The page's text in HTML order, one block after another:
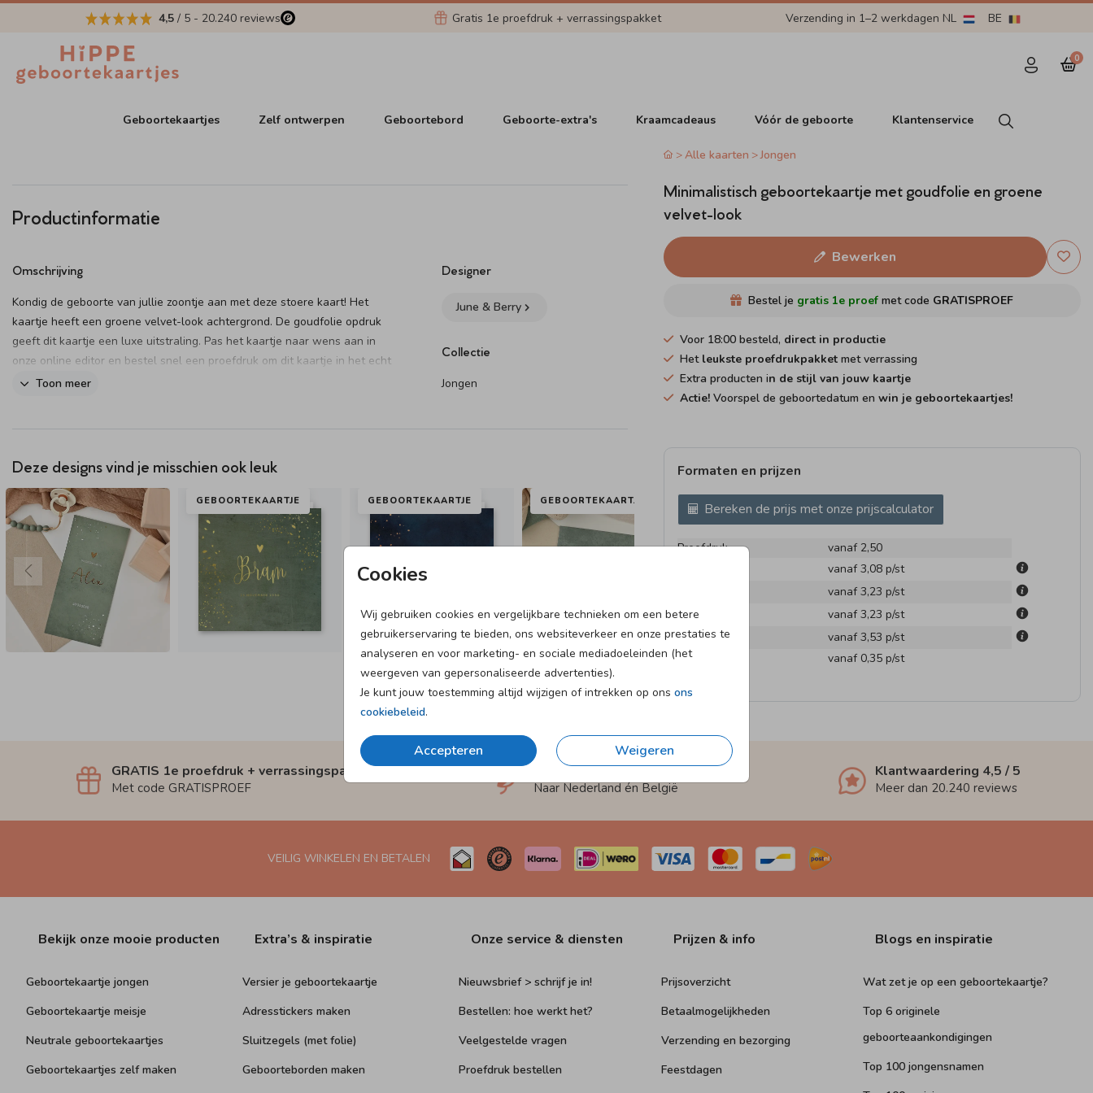
4,5 / 5 - 20.240 reviews Gratis 1e proefdruk + verrassingspakket Verzending in 1–2 werkdagen NL BE
0
Geboortekaartjes Zelf ontwerpen Geboortebord Geboorte-extra's Kraamcadeaus Vóór de geboorte Klantenservice
Cookies
Wij gebruiken cookies en vergelijkbare technieken om een betere
gebruikerservaring te bieden, ons websiteverkeer en onze prestaties te
analyseren en voor marketing- en sociale mediadoeleinden (het
weergeven van gepersonaliseerde advertenties).
Je kunt jouw toestemming altijd wijzigen of intrekken op ons ons
cookiebeleid.
Accepteren Weigeren
Productinformatie
Omschrijving
Kondig de geboorte van jullie zoontje aan met deze stoere kaart! Het
kaartje heeft een groene velvet-look achtergrond. De goudfolie opdruk
geeft dit kaartje een luxe uitstraling. Pas het kaartje naar wens aan in
onze online editor en bestel snel een proefdruk om dit kaartje in het echt
te zien!Toon meer
Designer
June & Berry
Collectie
Jongen
Deze designs vind je misschien ook leuk
GEBOORTEKAARTJE GEBOORTEKAARTJE GEBOORTEKAARTJE
Alle kaarten Jongen
Minimalistisch geboortekaartje met goudfolie en groene
velvet-look
Bewerken
Bestel je gratis 1e proef met code GRATISPROEF
Voor 18:00 besteld, direct in productie
Het leukste proefdrukpakketmet verrassing
Extra producten in de stijl van jouw kaartje
Actie!Voorspel de geboortedatum en win je geboortekaartjes!
Formaten en prijzen
Bereken de prijs met onze prijscalculator
Proefdruk
vanaf 2,50
vanaf 3,08 p/st
vanaf 3,23 p/st
13 × 13 cm
vanaf 3,23 p/st
15 × 15 cm
vanaf 3,53 p/st
Enveloppen
vanaf 0,35 p/st
GRATIS 1e proefdruk + verrassingspakket
Met code GRATISPROEF
Verzending in 1-2 werkdagen
Naar Nederland én België
Klantwaardering 4,5 / 5
Meer dan 20.240 reviews
VEILIG WINKELEN EN BETALEN
Bekijk onze mooie producten
Geboortekaartje jongen
Geboortekaartje meisje
Neutrale geboortekaartjes
Geboortekaartjes zelf maken
Extra’s & inspiratie
Versier je geboortekaartje
Adresstickers maken
Sluitzegels (met folie)
Geboorteborden maken
Onze service & diensten
Nieuwsbrief > schrijf je in!
Bestellen: hoe werkt het?
Veelgestelde vragen
Proefdruk bestellen
Prijzen & info
Prijsoverzicht
Betaalmogelijkheden
Verzending en bezorging
Feestdagen
Blogs en inspiratie
Wat zet je op een geboortekaartje?
Top 6 originele
geboorteaankondigingen
Top 100 jongensnamen